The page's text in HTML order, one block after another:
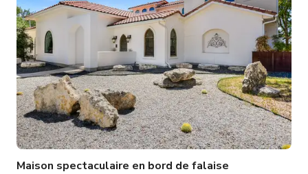
Maison spectaculaire en bord de falaise